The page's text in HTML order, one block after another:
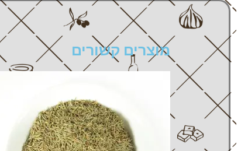
מוצרים קשורים